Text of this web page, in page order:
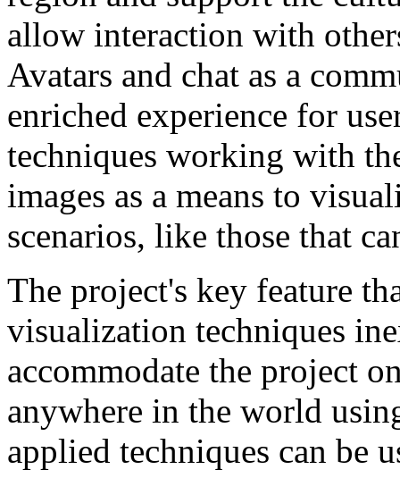
allow interaction with
Avatars and chat as a
enriched experience for
techniques working with
images as a means to
scenarios, like those that
The project's key feature
visualization techniques
accommodate the project
anywhere in the world
applied techniques can be